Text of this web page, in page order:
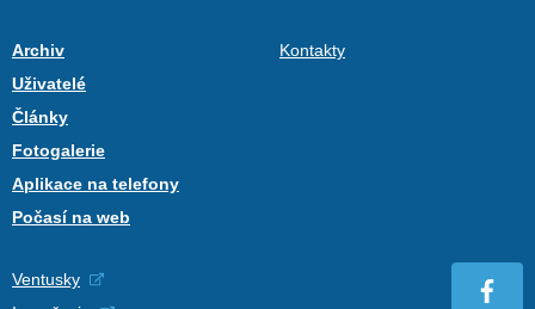
Archiv
Uživatelé
Články
Fotogalerie
Aplikace na telefony
Počasí na web
Kontakty
Ventusky